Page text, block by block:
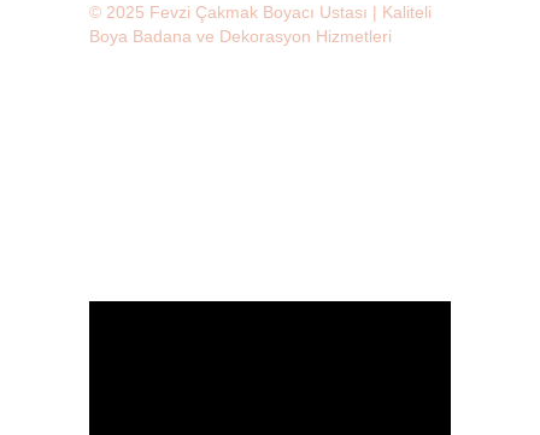
© 2025 Fevzi Çakmak Boyacı Ustası | Kaliteli
Boya Badana ve Dekorasyon Hizmetleri